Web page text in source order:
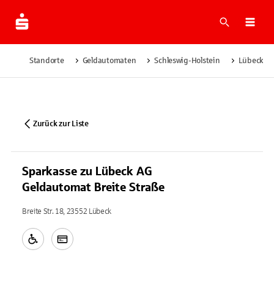
Suche
Standorte Geldautomaten Schleswig-Holstein Lübeck
Zurück zur Liste
Sparkasse zu Lübeck AG
Geldautomat Breite Straße
Breite Str. 18, 23552 Lübeck